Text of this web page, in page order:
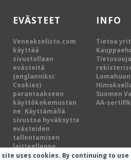
EVÄSTEET
Veneakselisto.com
käyttää
sivustollaan
evästeitä
(englanniksi:
Cookies)
parantaakseen
käyttökokemustan
ne. Käyttämällä
sivustoa hyväksytte
evästeiden
tallentamisen
laitteellenne.
INFO
Tietoa
Suomen
AA-
site uses cookies. By continuing to